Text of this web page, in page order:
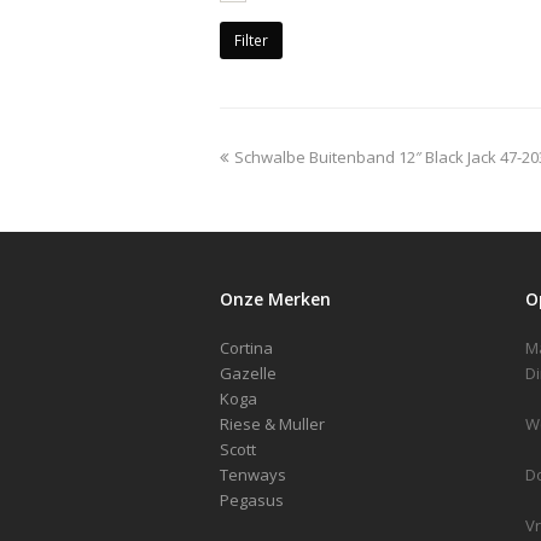
Filter
previous
Schwalbe Buitenband 12″ Black Jack 47-
Onze Merken
Cortina
Gazelle
Koga
Riese & Muller
Scott
Tenways
Pegasus